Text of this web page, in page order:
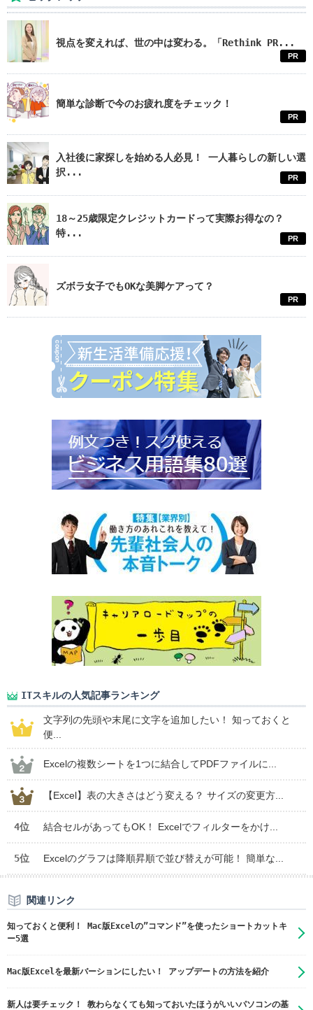
視点を変えれば、世の中は変わる。「Rethink PR...
PR
簡単な診断で今のお疲れ度をチェック！
PR
入社後に家探しを始める人必見！ 一人暮らしの新しい選
択...
PR
18～25歳限定クレジットカードって実際お得なの？
特...
PR
ズボラ女子でもOKな美脚ケアって？
PR
ITスキルの人気記事ランキング
文字列の先頭や末尾に文字を追加したい！ 知っておくと
便...
Excelの複数シートを1つに結合してPDFファイルに...
【Excel】表の大きさはどう変える？ サイズの変更方...
4位 結合セルがあってもOK！ Excelでフィルターをかけ...
5位 Excelのグラフは降順昇順で並び替えが可能！ 簡単な...
関連リンク
知っておくと便利！ Mac版Excelの”コマンド”を使ったショートカットキ
ー5選
Mac版Excelを最新バーションにしたい！ アップデートの方法を紹介
新人は要チェック！ 教わらなくても知っておいたほうがいいパソコンの基